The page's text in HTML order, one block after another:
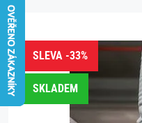
SLEVA -33%
SKLADEM